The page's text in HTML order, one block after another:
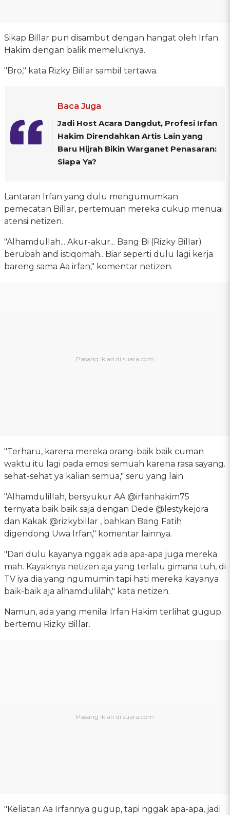
Sikap Billar pun disambut dengan hangat oleh Irfan
Hakim dengan balik memeluknya.
"Bro," kata Rizky Billar sambil tertawa.
Baca Juga
Jadi Host Acara Dangdut, Profesi Irfan
Hakim Direndahkan Artis Lain yang
Baru Hijrah Bikin Warganet Penasaran:
Siapa Ya?
Lantaran Irfan yang dulu mengumumkan
pemecatan Billar, pertemuan mereka cukup menuai
atensi netizen.
"Alhamdullah... Akur-akur... Bang Bi (Rizky Billar)
berubah and istiqomah.. Biar seperti dulu lagi kerja
bareng sama Aa irfan," komentar netizen.
"Terharu, karena mereka orang-baik baik cuman
waktu itu lagi pada emosi semuah karena rasa sayang.
sehat-sehat ya kalian semua," seru yang lain.
"Alhamdulillah, bersyukur AA @irfanhakim75
ternyata baik baik saja dengan Dede @lestykejora
dan Kakak @rizkybillar , bahkan Bang Fatih
digendong Uwa Irfan," komentar lainnya.
"Dari dulu kayanya nggak ada apa-apa juga mereka
mah. Kayaknya netizen aja yang terlalu gimana tuh, di
TV iya dia yang ngumumin tapi hati mereka kayanya
baik-baik aja alhamdulilah," kata netizen.
Namun, ada yang menilai Irfan Hakim terlihat gugup
bertemu Rizky Billar.
"Keliatan Aa Irfannya gugup, tapi nggak apa-apa, jadi